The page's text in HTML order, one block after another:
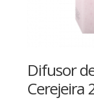
Difusor
Cerejeira